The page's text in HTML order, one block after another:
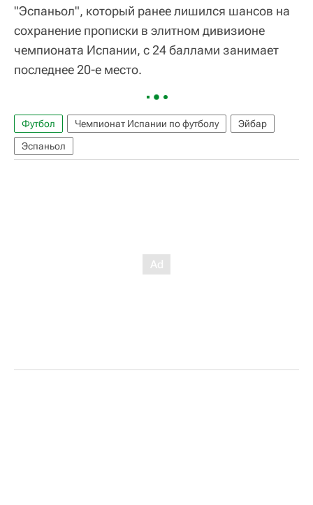
"Эспаньол", который ранее лишился шансов на
сохранение прописки в элитном дивизионе
чемпионата Испании, с 24 баллами занимает
последнее 20-е место.
Футбол Чемпионат Испании по футболу
Эйбар
Эспаньол